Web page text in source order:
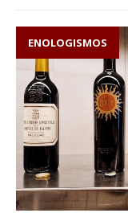
ENOLOGISMOS